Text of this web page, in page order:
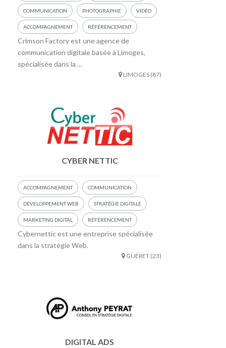
COMMUNICATION PHOTOGRAPHIE VIDÉO
ACCOMPAGNEMENT RÉFÉRENCEMENT
Crimson Factory est une agence de
communication digitale basée à Limoges,
spécialisée dans la …
LIMOGES (87)
CYBER NETTIC
ACCOMPAGNEMENT COMMUNICATION
DÉVELOPPEMENT WEB STRATÉGIE DIGITALE
MARKETING DIGITAL RÉFÉRENCEMENT
Cybernettic est une entreprise spécialisée
dans la stratégie Web.
GUÉRET (23)
DIGITAL ADS